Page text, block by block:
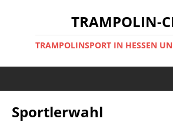
TRAMPOLIN-
TRAMPOLINSPORT IN HESSEN
Sportlerwahl